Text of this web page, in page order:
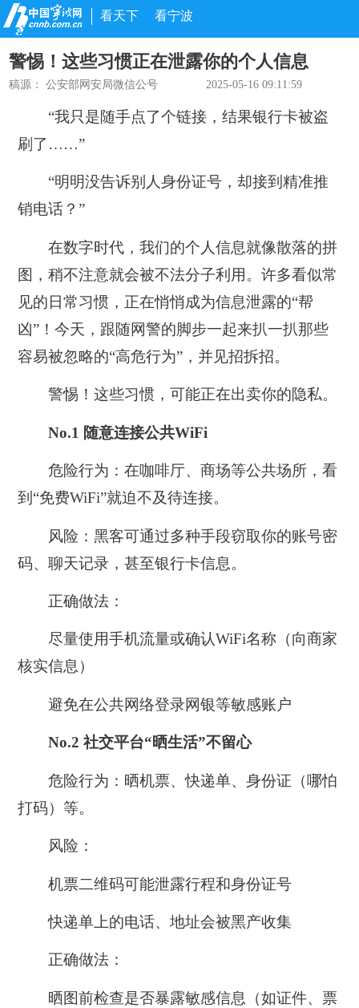
看天下 看宁波
警惕！这些习惯正在泄露你的个人信息
稿源：公安部网安局微信公号 2025-05-16 09:11:59
“我只是随手点了个链接，结果银行卡被盗
刷了……”
“明明没告诉别人身份证号，却接到精准推
销电话？”
在数字时代，我们的个人信息就像散落的拼
图，稍不注意就会被不法分子利用。许多看似常
见的日常习惯，正在悄悄成为信息泄露的“帮
凶”！今天，跟随网警的脚步一起来扒一扒那些
容易被忽略的“高危行为”，并见招拆招。
警惕！这些习惯，可能正在出卖你的隐私。
No.1 随意连接公共WiFi
危险行为：在咖啡厅、商场等公共场所，看
到“免费WiFi”就迫不及待连接。
风险：黑客可通过多种手段窃取你的账号密
码、聊天记录，甚至银行卡信息。
正确做法：
尽量使用手机流量或确认WiFi名称（向商家
核实信息）
避免在公共网络登录网银等敏感账户
No.2社交平台“晒生活”不留心
危险行为： 晒机票、快递单、身份证（哪怕
打码）等。
风险：
机票二维码可能泄露行程和身份证号
快递单上的电话、地址会被黑产收集
正确做法：
晒图前检查是否暴露敏感信息（如证件、票